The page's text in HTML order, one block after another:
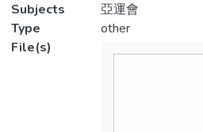
Subjects
亞運會
Type
other
File(s)